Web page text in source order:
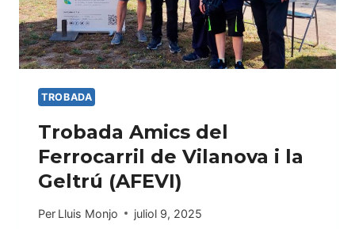
TROBADA
Trobada Amics del
Ferrocarril de Vilanova i la
Geltrú (AFEVI)
Per Lluis Monjo juliol 9, 2025